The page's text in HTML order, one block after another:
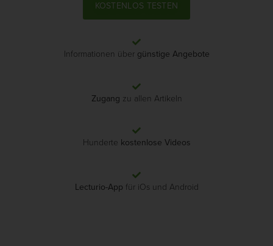
KOSTENLOS TESTEN
Informationen über günstige Angebote
Zugang zu allen Artikeln
Hunderte kostenlose Videos
Lecturio-App für iOs und Android